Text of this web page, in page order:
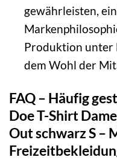
gewährleisten,
Produktion unter
dem Wohl der
FAQ – Häufig
Doe T-Shirt
Out schwarz S –